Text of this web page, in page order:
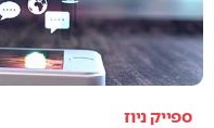
ספייק ניוז